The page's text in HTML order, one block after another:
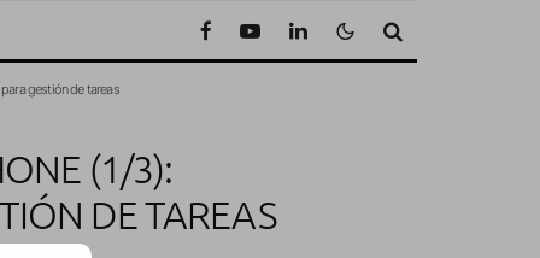
gestión de tareas
(1/3):
DE TAREAS